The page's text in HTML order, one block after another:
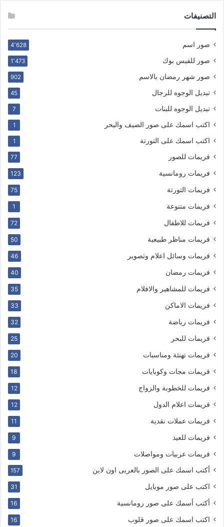
التصنيفات
صور اسم 4٬628
صور للفيس بوك 1٬473
صور شهر رمضان بالاسم 902
تبديل الوجوه للرجال 45
تبديل الوجوه للبنات 7
اكتب اسمك على صور الصيف والبحر 1
اكتب اسمك على التورتة 1
فريمات للصور 77
فريمات رومانسية 123
فريمات التورتة 75
فريمات متنوعة 1
فريمات للاطفال 72
فريمات مناظر طبيعية 50
فريمات وسائل اعلام وتصوير 46
فريمات رمضان 40
فريمات للمشاهير والافلام 35
فريمات الاماكن 33
فريمات رياضة 32
فريمات للبحر 25
فريمات تهنئة ومناسبات 20
فريمات مجات وكوبايات 18
فريمات للخطوبة والزواج 12
فريمات اعلام الدول 12
فريمات عملات نقدية 11
فريمات للعيد 9
فريمات عربيات ومواصلات 9
أكتب اسمك على الصور بالعربى اون لاين 157
اكتب على صور موبايل 31
أكتب أسمك على صور رومانسية 16
اكتب اسمك على صور قلوب 16